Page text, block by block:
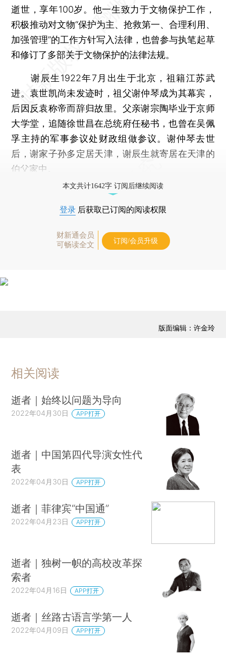
逝世，享年100岁。他一生致力于文物保护工作，
积极推动对文物“保护为主、抢救第一、合理利用、
加强管理”的工作方针写入法律，也曾参与执笔起草
和修订了多部关于文物保护的法律法规。
谢辰生1922年7月出生于北京，祖籍江苏武
进。袁世凯尚未发迹时，祖父谢仲琴成为其幕宾，
后因反袁称帝而辞归故里。父亲谢宗陶毕业于京师
大学堂，追随徐世昌在总统府任秘书，也曾在吴佩
孚主持的军事参议处财政组做参议。谢仲琴去世
后，谢家子孙多定居天津，谢辰生就寄居在天津的
伯父家中。
本文共计1642字 订阅后继续阅读
登录 后获取已订阅的阅读权限
财新通会员
可畅读全文
订阅/会员升级
版面编辑：许金玲
相关阅读
逝者｜始终以问题为导向
2022年04月30日 APP打开
逝者｜中国第四代导演女性代
表
2022年04月30日 APP打开
逝者｜菲律宾“中国通”
2022年04月23日 APP打开
逝者｜独树一帜的高校改革探
索者
2022年04月16日 APP打开
逝者｜丝路古语言学第一人
2022年04月09日 APP打开